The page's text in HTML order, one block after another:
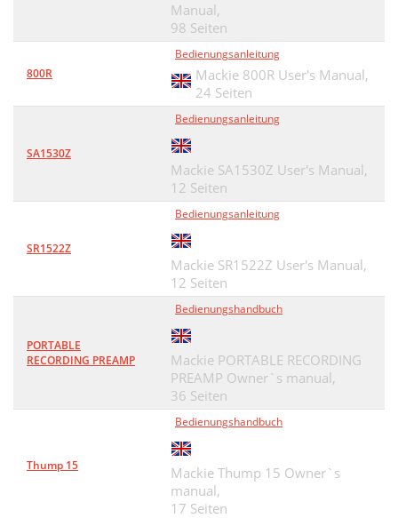
Manual,
98 Seiten
800R
Bedienungsanleitung
Mackie 800R User's Manual,
24 Seiten
SA1530Z
Bedienungsanleitung
Mackie SA1530Z User's Manual,
12 Seiten
SR1522Z
Bedienungsanleitung
Mackie SR1522Z User's Manual,
12 Seiten
PORTABLE
RECORDING PREAMP
Bedienungshandbuch
Mackie PORTABLE RECORDING
PREAMP Owner`s manual,
36 Seiten
Thump 15
Bedienungshandbuch
Mackie Thump 15 Owner`s
manual,
17 Seiten